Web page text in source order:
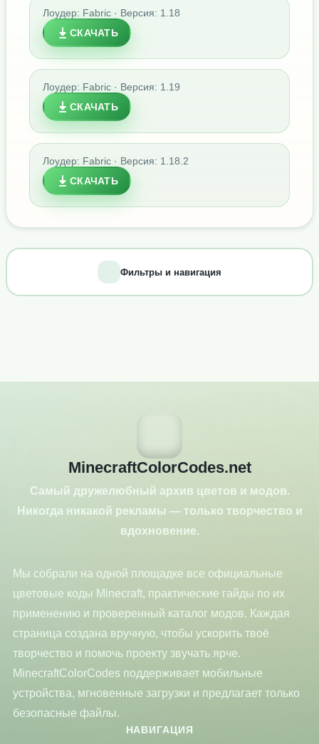
Лоудер: Fabric · Версия: 1.18
СКАЧАТЬ
Лоудер: Fabric · Версия: 1.19
СКАЧАТЬ
Лоудер: Fabric · Версия: 1.18.2
СКАЧАТЬ
Фильтры и навигация
MinecraftColorCodes.net
Самый дружелюбный архив цветов и модов.
Никогда никакой рекламы — только творчество и
вдохновение.
Мы собрали на одной площадке все официальные
цветовые коды Minecraft, практические гайды по их
применению и проверенный каталог модов. Каждая
страница создана вручную, чтобы ускорить твоё
творчество и помочь проекту звучать ярче.
MinecraftColorCodes поддерживает мобильные
устройства, мгновенные загрузки и предлагает только
безопасные файлы.
НАВИГАЦИЯ